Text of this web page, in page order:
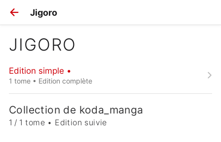
Jigoro
JIGORO
Edition simple •
1 tome • Edition complète
Collection de koda_manga
1 / 1 tome • Edition suivie